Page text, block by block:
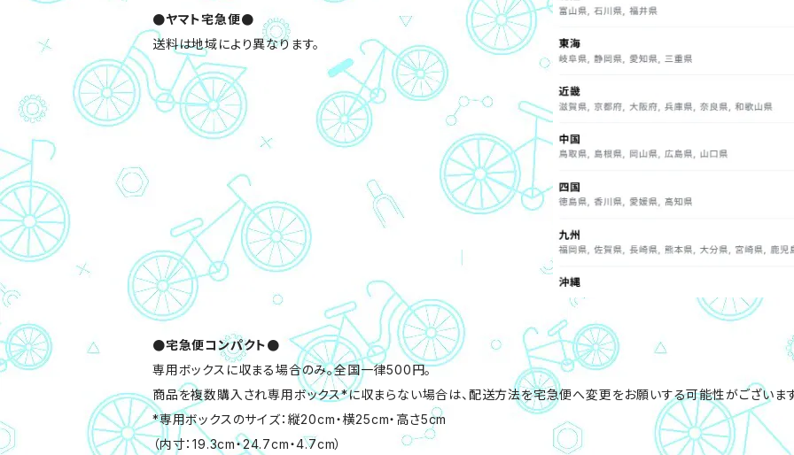
●ヤマト宅急便●
送料は地域により異なります。
●宅急便コンパクト●
専用ボックスに収まる場合のみ。全国一律500円。
商品を複数購入され専用ボックス*に収まらない場合は、配送方法を宅急便へ変更をお願いする可能性がございま
*専用ボックスのサイズ：縦20cm・横25cm・高さ5cm
（内寸：19.3cm・24.7cm・4.7cm）